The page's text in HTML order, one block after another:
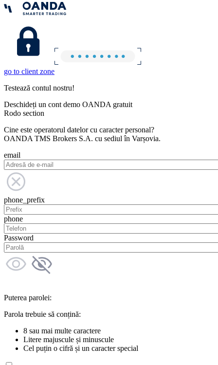
go to client zone
Testează contul nostru!
Deschideți un cont demo OANDA gratuit
Rodo section
Cine este operatorul datelor cu caracter personal?
OANDA TMS Brokers S.A. cu sediul în Varșovia.
email
phone_prefix
phone
Password
Puterea parolei:
Parola trebuie să conțină:
8 sau mai multe caractere
Litere majuscule și minuscule
Cel puțin o cifră și un caracter special